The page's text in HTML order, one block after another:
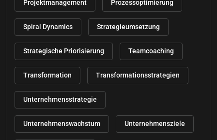
Projektmanagement Prozessoptimierung
Spiral Dynamics Strategieumsetzung
Strategische Priorisierung Teamcoaching
Transformation Transformationsstrategien
Unternehmensstrategie
Unternehmenswachstum Unternehmensziele